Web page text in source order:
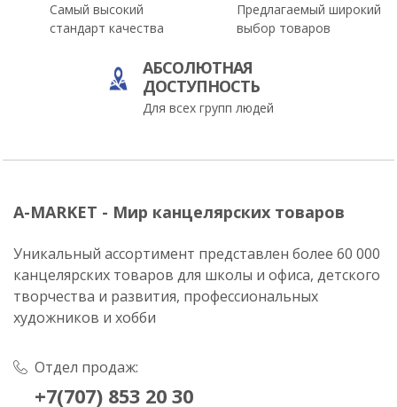
Самый высокий
стандарт качества
Предлагаемый широкий
выбор товаров
АБСОЛЮТНАЯ
ДОСТУПНОСТЬ
Для всех групп людей
A-MARKET - Мир канцелярских товаров
Уникальный ассортимент представлен более 60 000
канцелярских товаров для школы и офиса, детского
творчества и развития, профессиональных
художников и хобби
Отдел продаж:
+7(707) 853 20 30